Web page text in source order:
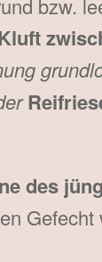
bzw.
des